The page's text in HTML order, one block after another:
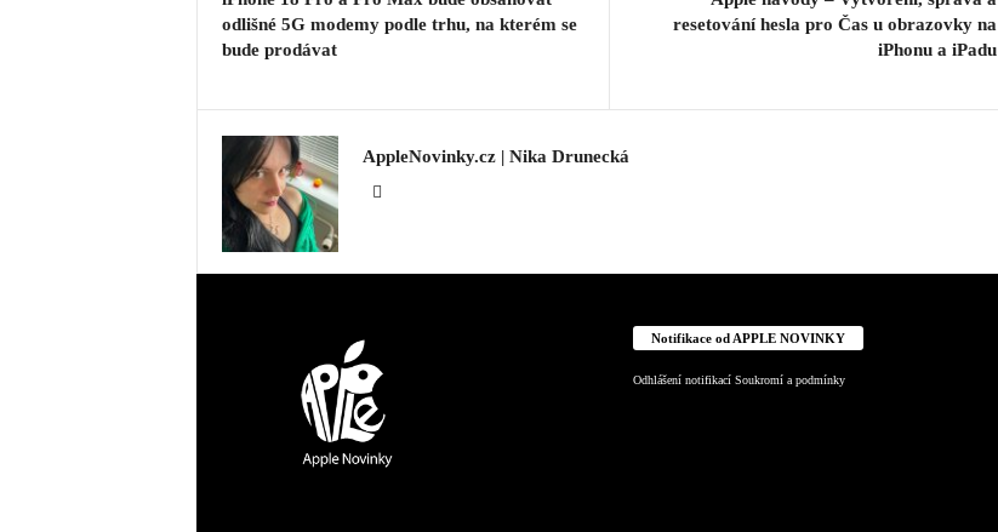
odlišné 5G modemy podle trhu, na kterém se
bude prodávat
resetování hesla pro Čas u obrazovky na
iPhonu a iPadu
AppleNovinky.cz | Nika Drunecká
Notifikace od APPLE NOVINKY
Odhlášení notifikací Soukromí a podmínky